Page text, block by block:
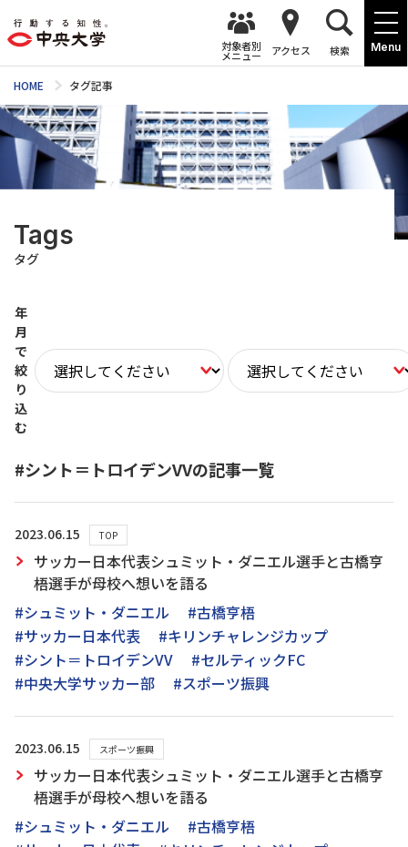
Menu
対象者別
メニュー アクセス 検索
HOME タグ記事
Tags
タグ
年
月
で
絞
り
込
む
#シント＝トロイデンVVの記事一覧
2023.06.15 TOP
サッカー日本代表シュミット・ダニエル選手と古橋亨
梧選手が母校へ想いを語る
#シュミット・ダニエル
#古橋亨梧
#サッカー日本代表
#キリンチャレンジカップ
#シント＝トロイデンVV
#セルティックFC
#中央大学サッカー部
#スポーツ振興
2023.06.15 スポーツ振興
サッカー日本代表シュミット・ダニエル選手と古橋亨
梧選手が母校へ想いを語る
#シュミット・ダニエル
#古橋亨梧